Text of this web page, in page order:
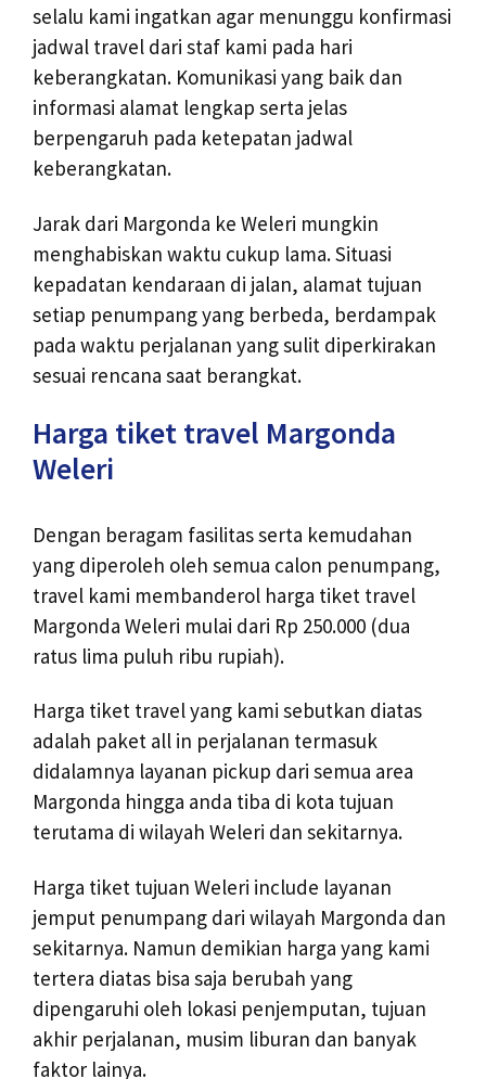
selalu kami ingatkan agar menunggu konfirmasi
jadwal travel dari staf kami pada hari
keberangkatan. Komunikasi yang baik dan
informasi alamat lengkap serta jelas
berpengaruh pada ketepatan jadwal
keberangkatan.
Jarak dari Margonda ke Weleri mungkin
menghabiskan waktu cukup lama. Situasi
kepadatan kendaraan di jalan, alamat tujuan
setiap penumpang yang berbeda, berdampak
pada waktu perjalanan yang sulit diperkirakan
sesuai rencana saat berangkat.
Harga tiket travel Margonda
Weleri
Dengan beragam fasilitas serta kemudahan
yang diperoleh oleh semua calon penumpang,
travel kami membanderol harga tiket travel
Margonda Weleri mulai dari Rp 250.000 (dua
ratus lima puluh ribu rupiah).
Harga tiket travel yang kami sebutkan diatas
adalah paket all in perjalanan termasuk
didalamnya layanan pickup dari semua area
Margonda hingga anda tiba di kota tujuan
terutama di wilayah Weleri dan sekitarnya.
Harga tiket tujuan Weleri include layanan
jemput penumpang dari wilayah Margonda dan
sekitarnya. Namun demikian harga yang kami
tertera diatas bisa saja berubah yang
dipengaruhi oleh lokasi penjemputan, tujuan
akhir perjalanan, musim liburan dan banyak
faktor lainya.